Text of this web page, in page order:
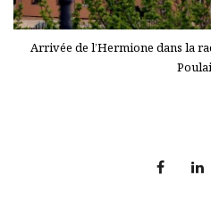
Arrivée de l’Hermione dans la